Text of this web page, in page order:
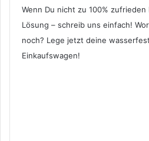
Wenn Du nicht zu 100%
Lösung – schreib uns einfach!
noch? Lege jetzt deine
Einkaufswagen!